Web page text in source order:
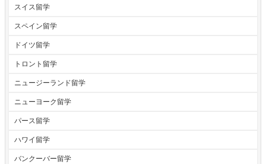
スイス留学
スペイン留学
ドイツ留学
トロント留学
ニュージーランド留学
ニューヨーク留学
パース留学
ハワイ留学
バンクーバー留学